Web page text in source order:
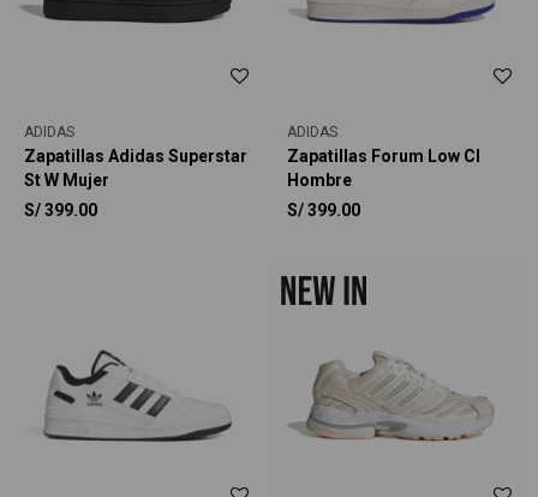
ADIDAS
Zapatillas Adidas Superstar
St W Mujer
S/399.00
ADIDAS
Zapatillas Forum Low Cl
Hombre
S/399.00